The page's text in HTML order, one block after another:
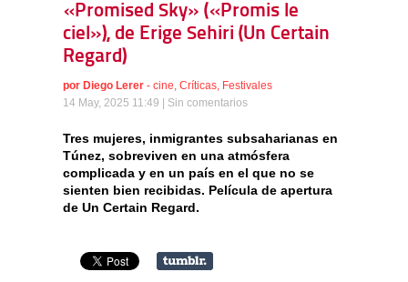
«Promised Sky» («Promis le
ciel»), de Erige Sehiri (Un Certain
Regard)
por Diego Lerer - cine, Críticas, Festivales
14 May, 2025 11:49 | Sin comentarios
Tres mujeres, inmigrantes subsaharianas en
Túnez, sobreviven en una atmósfera
complicada y en un país en el que no se
sienten bien recibidas. Película de apertura
de Un Certain Regard.